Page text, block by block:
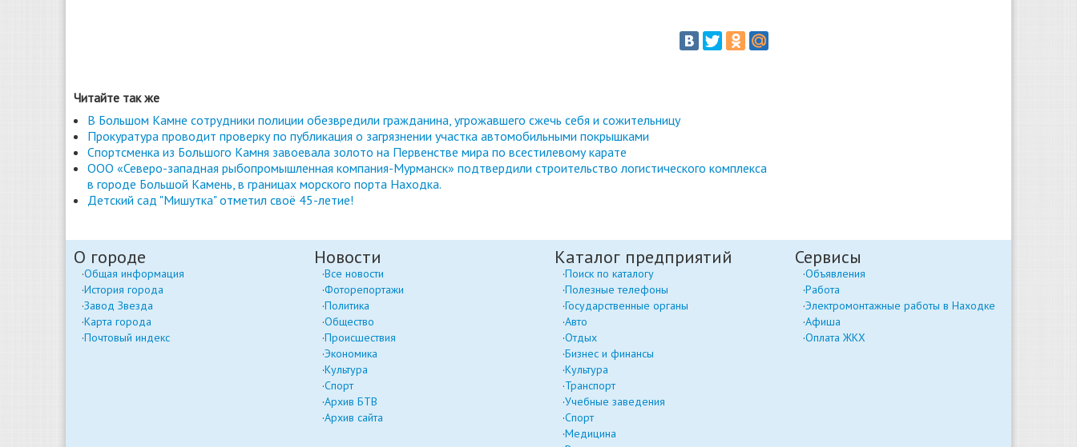
Читайте так же
В Большом Камне сотрудники полиции обезвредили гражданина, угрожавшего сжечь себя и сожительницу
Прокуратура проводит проверку по публикация о загрязнении участка автомобильными покрышками
Спортсменка из Большого Камня завоевала золото на Первенстве мира по всестилевому карате
ООО «Северо-западная рыбопромышленная компания-Мурманск» подтвердили строительство логистического комплекса
в городе Большой Камень, в границах морского порта Находка.
Детский сад "Мишутка" отметил своё 45-летие!
О городе
Общая информация
История города
Завод Звезда
Карта города
Почтовый индекс
Новости
Все новости
Фоторепортажи
Политика
Общество
Происшествия
Экономика
Культура
Спорт
Архив БТВ
Архив сайта
Каталог предприятий
Поиск по каталогу
Полезные телефоны
Государственные органы
Авто
Отдых
Бизнес и финансы
Культура
Транспорт
Учебные заведения
Спорт
Медицина
Сервисы
Объявления
Работа
Электромонтажные работы в Находке
Афиша
Оплата ЖКХ